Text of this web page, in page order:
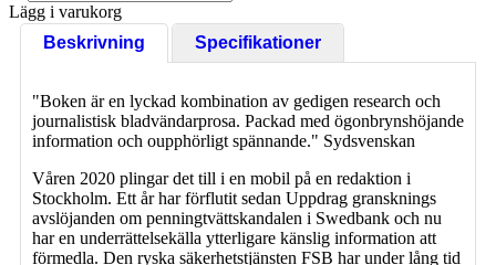
Lägg i varukorg
Beskrivning
Specifikationer
"Boken är en lyckad kombination av gedigen research och
journalistisk bladvändarprosa. Packad med ögonbrynshöjande
information och oupphörligt spännande." Sydsvenskan
Våren 2020 plingar det till i en mobil på en redaktion i
Stockholm. Ett år har förflutit sedan Uppdrag gransknings
avslöjanden om penningtvättskandalen i Swedbank och nu
har en underrättelsekälla ytterligare känslig information att
förmedla. Den ryska säkerhetstjänsten FSB har under lång tid